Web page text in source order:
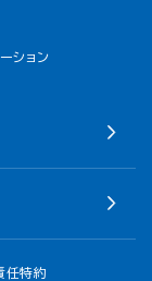
ション
任特約